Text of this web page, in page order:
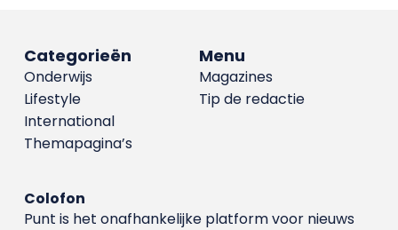
Menu
Magazines
Tip de redactie
Categorieën
Onderwijs
Lifestyle
International
Themapagina’s
Colofon
Punt is het onafhankelijke platform voor nieuws